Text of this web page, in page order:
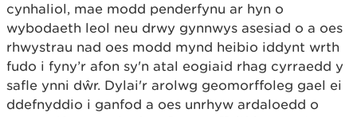
cynhaliol, mae modd penderfynu ar hyn o
wybodaeth leol neu drwy gynnwys asesiad o a oes
rhwystrau nad oes modd mynd heibio iddynt wrth
fudo i fyny’r afon sy'n atal eogiaid rhag cyrraedd y
safle ynni dŵr. Dylai'r arolwg geomorffoleg gael ei
ddefnyddio i ganfod a oes unrhyw ardaloedd o